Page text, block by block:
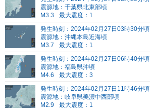
震源地：千葉県北東部頃
M3.3
最大震度：1
発生時刻：2024年02月27日03時30分頃
震源地：沖縄本島近海頃
M3.7
最大震度：1
発生時刻：2024年02月27日06時40分頃
震源地：福島県沖頃
M4.6
最大震度：3
発生時刻：2024年02月27日11時46分頃
震源地：岐阜県美濃中西部頃
M2.9
最大震度：1